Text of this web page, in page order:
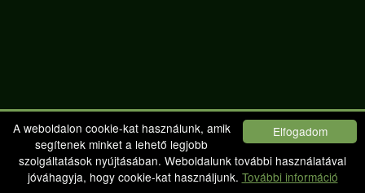
Elfogadom
A weboldalon cookie-kat használunk, amik
segítenek minket a lehető legjobb
szolgáltatások nyújtásában. Weboldalunk további használatával
jóváhagyja, hogy cookie-kat használjunk. További információ